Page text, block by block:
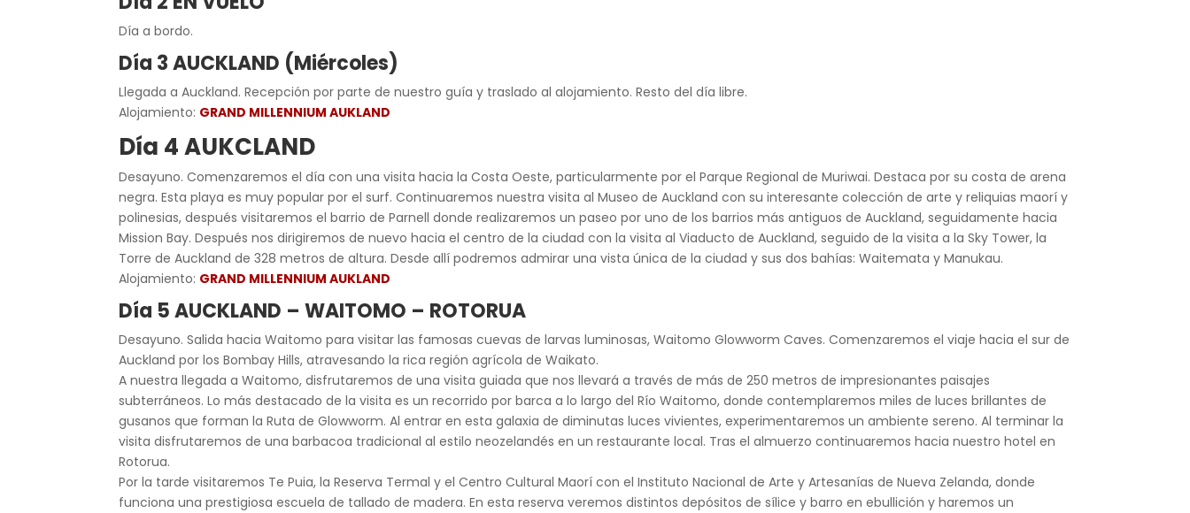
Día a bordo.
Día 3 AUCKLAND (Miércoles)
Llegada a Auckland. Recepción por parte de nuestro guía y traslado al alojamiento. Resto del día libre.
Alojamiento: GRAND MILLENNIUM AUKLAND
Día 4 AUKCLAND
Desayuno. Comenzaremos el día con una visita hacia la Costa Oeste, particularmente por el Parque Regional de Muriwai. Destaca por su costa de arena
negra. Esta playa es muy popular por el surf. Continuaremos nuestra visita al Museo de Auckland con su interesante colección de arte y reliquias maorí y
polinesias, después visitaremos el barrio de Parnell donde realizaremos un paseo por uno de los barrios más antiguos de Auckland, seguidamente hacia
Mission Bay. Después nos dirigiremos de nuevo hacia el centro de la ciudad con la visita al Viaducto de Auckland, seguido de la visita a la Sky Tower, la
Torre de Auckland de 328 metros de altura. Desde allí podremos admirar una vista única de la ciudad y sus dos bahías: Waitemata y Manukau.
Alojamiento: GRAND MILLENNIUM AUKLAND
Día 5 AUCKLAND – WAITOMO – ROTORUA
Desayuno. Salida hacia Waitomo para visitar las famosas cuevas de larvas luminosas, Waitomo Glowworm Caves. Comenzaremos el viaje hacia el sur de
Auckland por los Bombay Hills, atravesando la rica región agrícola de Waikato.
A nuestra llegada a Waitomo, disfrutaremos de una visita guiada que nos llevará a través de más de 250 metros de impresionantes paisajes
subterráneos. Lo más destacado de la visita es un recorrido por barca a lo largo del Río Waitomo, donde contemplaremos miles de luces brillantes de
gusanos que forman la Ruta de Glowworm. Al entrar en esta galaxia de diminutas luces vivientes, experimentaremos un ambiente sereno. Al terminar la
visita disfrutaremos de una barbacoa tradicional al estilo neozelandés en un restaurante local. Tras el almuerzo continuaremos hacia nuestro hotel en
Rotorua.
Por la tarde visitaremos Te Puia, la Reserva Termal y el Centro Cultural Maorí con el Instituto Nacional de Arte y Artesanías de Nueva Zelanda, donde
funciona una prestigiosa escuela de tallado de madera. En esta reserva veremos distintos depósitos de sílice y barro en ebullición y haremos un